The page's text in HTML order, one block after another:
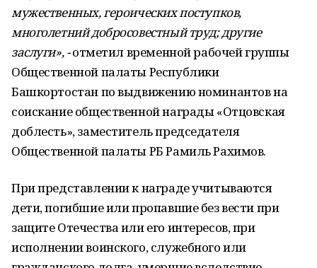
мужественных, героических поступков,
многолетний добросовестный труд; другие
заслуги», -отметил временной рабочей группы
Общественной палаты Республики
Башкортостан по выдвижению номинантов на
соискание общественной награды «Отцовская
доблесть», заместитель председателя
Общественной палаты РБ Рамиль Рахимов.
При представлении к награде учитываются
дети, погибшие или пропавшие без вести при
защите Отечества или его интересов, при
исполнении воинского, служебного или